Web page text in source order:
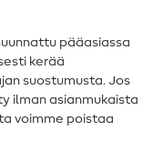
pääasiassa
kerää
suostumusta. Jos
ilman asianmukaista
voimme poistaa